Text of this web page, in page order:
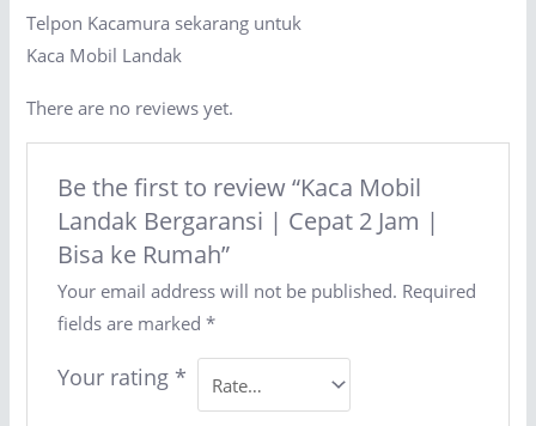
Telpon Kacamura sekarang untuk
Kaca Mobil Landak
There are no reviews yet.
Be the first to review “Kaca Mobil
Landak Bergaransi | Cepat 2 Jam |
Bisa ke Rumah”
Your email address will not be published. Required
fields are marked *
Your rating *